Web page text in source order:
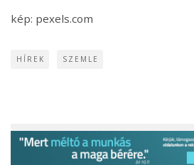
kép: pexels.com
HÍREK SZEMLE